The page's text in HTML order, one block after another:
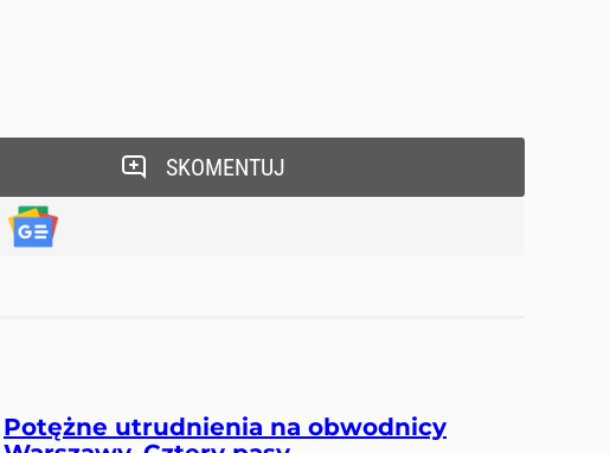
SKOMENTUJ
Potężne utrudnienia na obwodnicy